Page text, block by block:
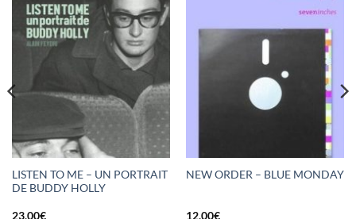
LISTEN TO ME – UN PORTRAIT
DE BUDDY HOLLY
23,00€
NEW ORDER – BLUE MONDAY
12,00€